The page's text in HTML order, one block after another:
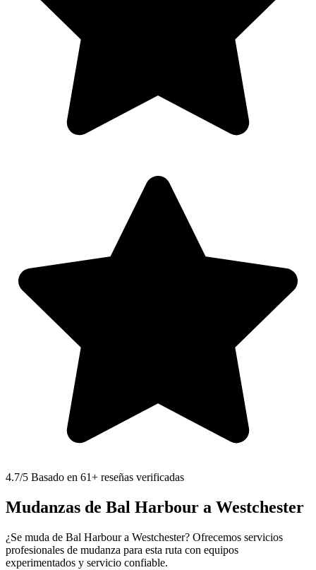
4.7/5 Basado en 61+ reseñas verificadas
Mudanzas de Bal Harbour a Westchester
¿Se muda de Bal Harbour a Westchester? Ofrecemos servicios
profesionales de mudanza para esta ruta con equipos
experimentados y servicio confiable.